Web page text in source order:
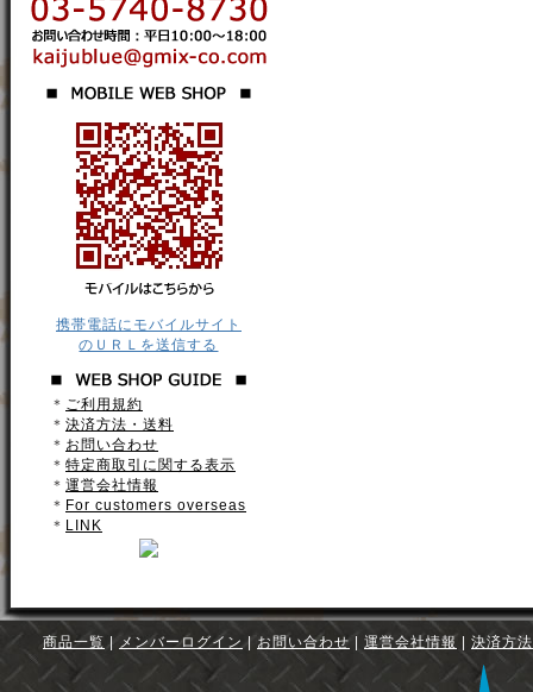
携帯電話にモバイルサイト
のＵＲＬを送信する
＊ ご利用規約
＊ 決済方法・送料
＊ お問い合わせ
＊ 特定商取引に関する表示
＊ 運営会社情報
＊ For customers overseas
＊ LINK
商品一覧 | メンバーログイン | お問い合わせ 運営会社情報 決済方